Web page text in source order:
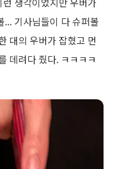
기사님들이 다 슈퍼볼
대의 우버가 잡혔고 먼
데려다 줬다. ㅋㅋㅋㅋ